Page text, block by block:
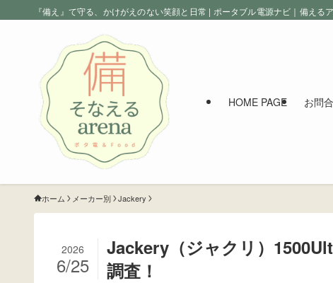
『備え』て守る、かけがえのない笑顔と日常 | ポータブル電源ナビ｜備える
HOME PAGE お問
ホーム メーカー別 Jackery
Jackery（ジャクリ）
調査！
2026
6/25